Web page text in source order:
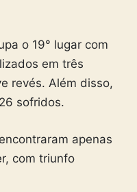
o 19° lugar com
em três
revés. Além disso,
sofridos.
apenas
com triunfo